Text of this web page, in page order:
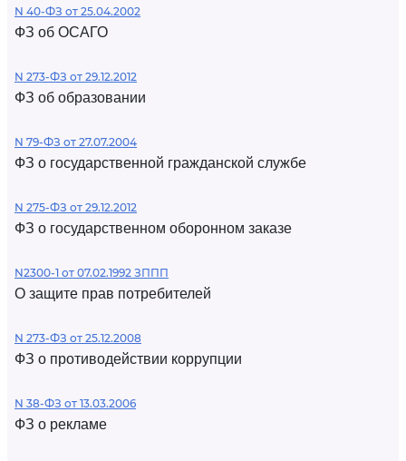
N 40-ФЗ от 25.04.2002
ФЗ об ОСАГО
N 273-ФЗ от 29.12.2012
ФЗ об образовании
N 79-ФЗ от 27.07.2004
ФЗ о государственной гражданской службе
N 275-ФЗ от 29.12.2012
ФЗ о государственном оборонном заказе
N2300-1 от 07.02.1992 ЗППП
О защите прав потребителей
N 273-ФЗ от 25.12.2008
ФЗ о противодействии коррупции
N 38-ФЗ от 13.03.2006
ФЗ о рекламе